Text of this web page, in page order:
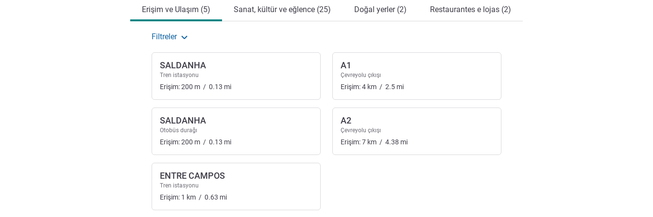
Erişim ve Ulaşım (5) Sanat, kültür ve eğlence (25) Doğal yerler (2) Restaurantes e lojas (2)
Filtreler
SALDANHA
Tren istasyonu
Erişim:200 m / 0.13 mi
SALDANHA
Otobüs durağı
Erişim:200 m / 0.13 mi
ENTRE CAMPOS
Tren istasyonu
Erişim: 1 km / 0.63 mi
A1
Çevreyolu çıkışı
Erişim:4 km / 2.5 mi
A2
Çevreyolu çıkışı
Erişim:7 km / 4.38 mi